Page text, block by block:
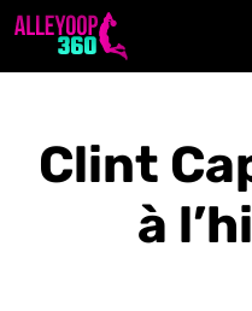
Aller
Clint
à